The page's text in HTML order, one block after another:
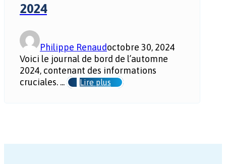
2024
Philippe Renaudoctobre 30, 2024
Voici le journal de bord de l’automne
2024, contenant des informations
cruciales. ...
Lire plus